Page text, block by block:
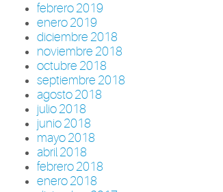
febrero 2019
enero 2019
diciembre 2018
noviembre 2018
octubre 2018
septiembre 2018
agosto 2018
julio 2018
junio 2018
mayo 2018
abril 2018
febrero 2018
enero 2018